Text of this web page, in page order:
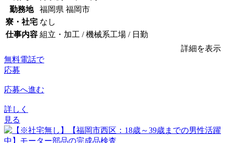
勤務地
福岡県 福岡市
寮・社宅 なし
仕事内容 組立・加工 / 機械系工場 / 日勤
詳細を表示
無料電話で
応募
応募へ進む
詳しく
見る